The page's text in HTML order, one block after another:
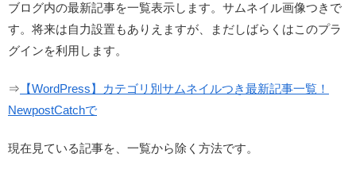
ブログ内の最新記事を一覧表示します。サムネイル画像つきで
す。将来は自力設置もありえますが、まだしばらくはこのプラ
グインを利用します。
⇒ 【WordPress】カテゴリ別サムネイルつき最新記事一覧！
NewpostCatchで
現在見ている記事を、一覧から除く方法です。